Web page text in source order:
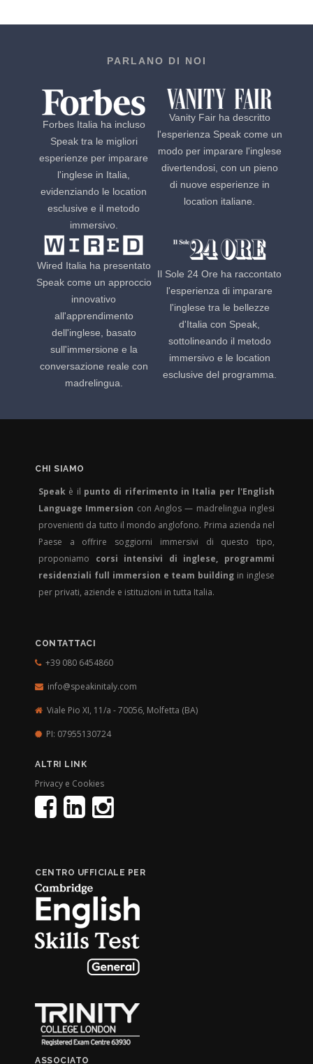
PARLANO DI NOI
Forbes Italia ha incluso
Speak tra le migliori
esperienze per imparare
l'inglese in Italia,
evidenziando le location
esclusive e il metodo
immersivo.
Vanity Fair ha descritto
l'esperienza Speak come un
modo per imparare l'inglese
divertendosi, con un pieno
di nuove esperienze in
location italiane.
Wired Italia ha presentato
Speak come un approccio
innovativo
all'apprendimento
dell'inglese, basato
sull'immersione e la
conversazione reale con
madrelingua.
Il Sole 24 Ore ha raccontato
l'esperienza di imparare
l'inglese tra le bellezze
d'Italia con Speak,
sottolineando il metodo
immersivo e le location
esclusive del programma.
CHI SIAMO
Speak è il punto di riferimento in Italia per l'English
Language Immersion con Anglos — madrelingua inglesi
provenienti da tutto il mondo anglofono. Prima azienda nel
Paese a offrire soggiorni immersivi di questo tipo,
proponiamo corsi intensivi di inglese, programmi
residenziali full immersion e team building in inglese
per privati, aziende e istituzioni in tutta Italia.
CONTATTACI
+39 080 6454860
info@speakinitaly.com
Viale Pio XI, 11/a - 70056, Molfetta (BA)
PI: 07955130724
ALTRI LINK
Privacy e Cookies
CENTRO UFFICIALE PER
ASSOCIATO